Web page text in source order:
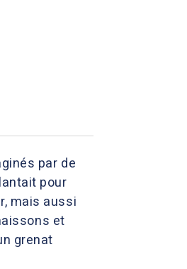
par de
pour
mais aussi
et
grenat